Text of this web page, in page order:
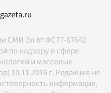
СМИ Эл № ФС77-67642
по надзору в сфере
и массовых
10.11.2016 г. Редакция не
информации,